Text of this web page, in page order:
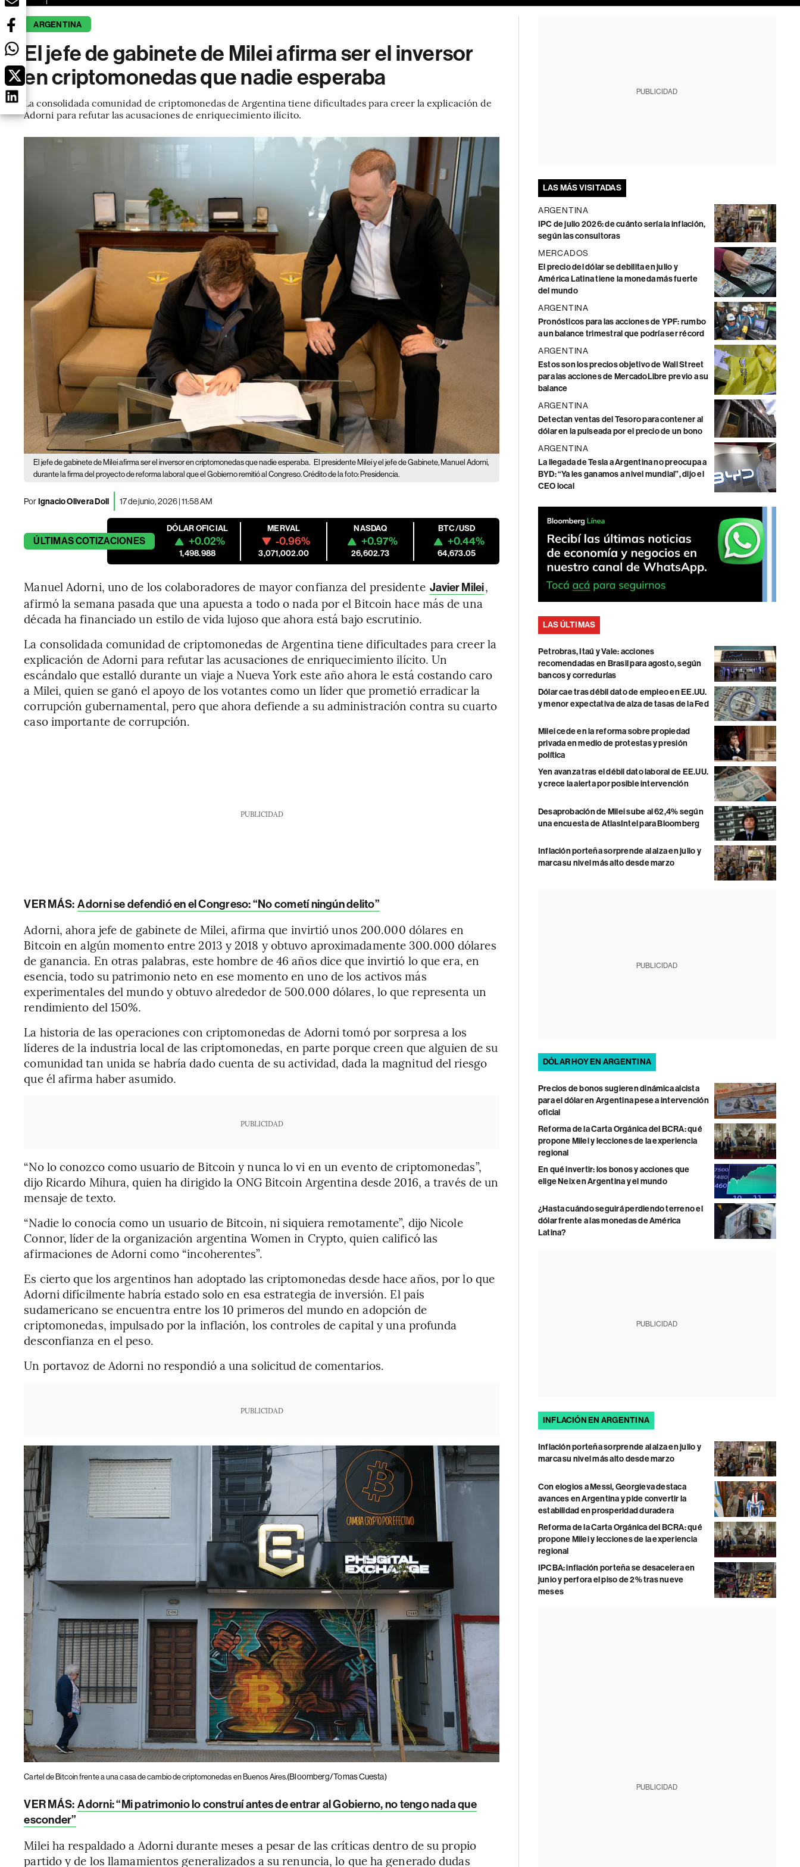
ARGENTINA
El jefe de gabinete de Milei afirma ser el inversor
en criptomonedas que nadie esperaba
La consolidada comunidad de criptomonedas de Argentina tiene dificultades para creer la explicación de
Adorni para refutar las acusaciones de enriquecimiento ilícito.
El jefe de gabinete de Milei afirma ser el inversor en criptomonedas que nadie esperaba. El presidente Milei y el jefe de Gabinete, Manuel Adorni,
durante la firma del proyecto de reforma laboral que el Gobierno remitió al Congreso. Crédito de la foto: Presidencia.
PorIgnacio Olivera Doll 17 de junio, 2026 | 11:58 AM
ÚLTIMASCOTIZACIONES
DÓLAR OFICIAL
+0.02%
1,498.988
MERVAL
-0.96%
3,071,002.00
NASDAQ
+0.97%
26,602.73
BTC/USD
+0.44%
64,673.05
Manuel Adorni, uno de los colaboradores de mayor confianza del presidente Javier Milei,
afirmó la semana pasada que una apuesta a todo o nada por el Bitcoin hace más de una
década ha financiado un estilo de vida lujoso que ahora está bajo escrutinio.
La consolidada comunidad de criptomonedas de Argentina tiene dificultades para creer la
explicación de Adorni para refutar las acusaciones de enriquecimiento ilícito. Un
escándalo que estalló durante un viaje a Nueva York este año ahora le está costando caro
a Milei, quien se ganó el apoyo de los votantes como un líder que prometió erradicar la
corrupción gubernamental, pero que ahora defiende a su administración contra su cuarto
caso importante de corrupción.
PUBLICIDAD
VER MÁS: Adorni se defendió en el Congreso: “No cometí ningún delito”
Adorni, ahora jefe de gabinete de Milei, afirma que invirtió unos 200.000 dólares en
Bitcoin en algún momento entre 2013 y 2018 y obtuvo aproximadamente 300.000 dólares
de ganancia. En otras palabras, este hombre de 46 años dice que invirtió lo que era, en
esencia, todo su patrimonio neto en ese momento en uno de los activos más
experimentales del mundo y obtuvo alrededor de 500.000 dólares, lo que representa un
rendimiento del 150%.
La historia de las operaciones con criptomonedas de Adorni tomó por sorpresa a los
líderes de la industria local de las criptomonedas, en parte porque creen que alguien de su
comunidad tan unida se habría dado cuenta de su actividad, dada la magnitud del riesgo
que él afirma haber asumido.
PUBLICIDAD
“No lo conozco como usuario de Bitcoin y nunca lo vi en un evento de criptomonedas”,
dijo Ricardo Mihura, quien ha dirigido la ONG Bitcoin Argentina desde 2016, a través de un
mensaje de texto.
“Nadie lo conocía como un usuario de Bitcoin, ni siquiera remotamente”, dijo Nicole
Connor, líder de la organización argentina Women in Crypto, quien calificó las
afirmaciones de Adorni como “incoherentes”.
Es cierto que los argentinos han adoptado las criptomonedas desde hace años, por lo que
Adorni difícilmente habría estado solo en esa estrategia de inversión. El país
sudamericano se encuentra entre los 10 primeros del mundo en adopción de
criptomonedas, impulsado por la inflación, los controles de capital y una profunda
desconfianza en el peso.
Un portavoz de Adorni no respondió a una solicitud de comentarios.
PUBLICIDAD
Cartel de Bitcoin frente a una casa de cambio de criptomonedas en Buenos Aires.(Bloomberg/Tomas Cuesta)
VER MÁS: Adorni: “Mi patrimonio lo construí antes de entrar al Gobierno, no tengo nada que
esconder”
Milei ha respaldado a Adorni durante meses a pesar de las críticas dentro de su propio
partido y de los llamamientos generalizados a su renuncia, lo que ha generado dudas
PUBLICIDAD
LAS MÁS VISITADAS
ARGENTINA
IPC de julio 2026: de cuánto sería la inflación,
según las consultoras
MERCADOS
El precio del dólar se debilita en julio y
América Latina tiene la moneda más fuerte
del mundo
ARGENTINA
Pronósticos para las acciones de YPF: rumbo
a un balance trimestral que podría ser récord
ARGENTINA
Estos son los precios objetivo de Wall Street
para las acciones de MercadoLibre previo a su
balance
ARGENTINA
Detectan ventas del Tesoro para contener al
dólar en la pulseada por el precio de un bono
ARGENTINA
La llegada de Tesla a Argentina no preocupa a
BYD: “Ya les ganamos a nivel mundial”, dijo el
CEO local
LAS ÚLTIMAS
Petrobras, Itaú y Vale: acciones
recomendadas en Brasil para agosto, según
bancos y corredurías
Dólar cae tras débil dato de empleo en EE.UU.
y menor expectativa de alza de tasas de la Fed
Milei cede en la reforma sobre propiedad
privada en medio de protestas y presión
política
Yen avanza tras el débil dato laboral de EE.UU.
y crece la alerta por posible intervención
Desaprobación de Milei sube al 62,4% según
una encuesta de AtlasIntel para Bloomberg
Inflación porteña sorprende al alza en julio y
marca su nivel más alto desde marzo
PUBLICIDAD
DÓLAR HOY EN ARGENTINA
Precios de bonos sugieren dinámica alcista
para el dólar en Argentina pese a intervención
oficial
Reforma de la Carta Orgánica del BCRA: qué
propone Milei y lecciones de la experiencia
regional
En qué invertir: los bonos y acciones que
elige Neix en Argentina y el mundo
¿Hasta cuándo seguirá perdiendo terreno el
dólar frente a las monedas de América
Latina?
PUBLICIDAD
INFLACIÓN EN ARGENTINA
Inflación porteña sorprende al alza en julio y
marca su nivel más alto desde marzo
Con elogios a Messi, Georgieva destaca
avances en Argentina y pide convertir la
estabilidad en prosperidad duradera
Reforma de la Carta Orgánica del BCRA: qué
propone Milei y lecciones de la experiencia
regional
IPCBA: inflación porteña se desacelera en
junio y perfora el piso de 2% tras nueve
meses
PUBLICIDAD